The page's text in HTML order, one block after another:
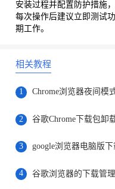
安装过程并配置防护措施
每次操作后建议立即测试
期工作。
相关教程
1
2
3 google浏览器电脑版
4 谷歌浏览器的下载管